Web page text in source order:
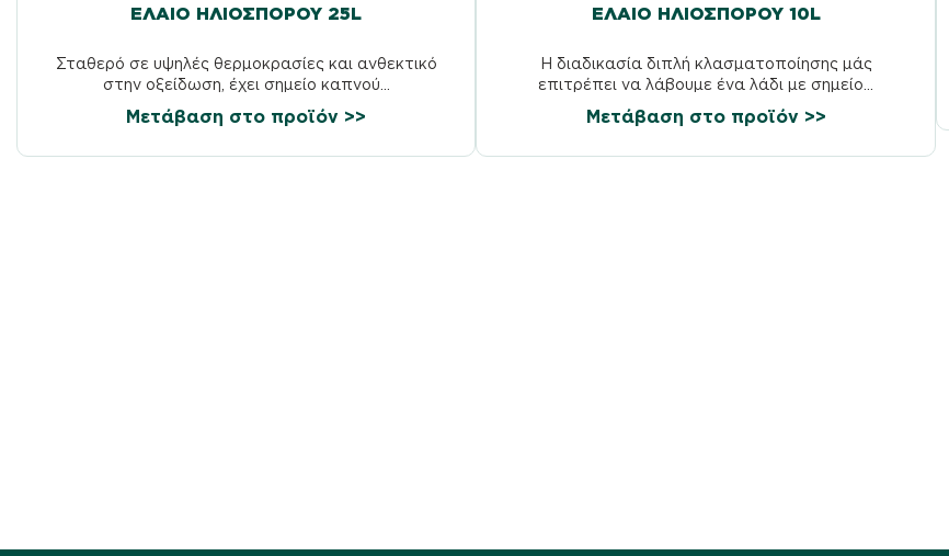
ΈΛΑΙΟ ΗΛΙΌΣΠΟΡΟΥ 25L
Σταθερό σε υψηλές θερμοκρασίες και ανθεκτικό
στην οξείδωση, έχει σημείο καπνού...
Μετάβαση στο προϊόν >>
ΈΛΑΙΟ ΗΛΙΌΣΠΟΡΟΥ 10L
Η διαδικασία διπλή κλασματοποίησης μάς
επιτρέπει να λάβουμε ένα λάδι με σημείο...
Μετάβαση στο προϊόν >>